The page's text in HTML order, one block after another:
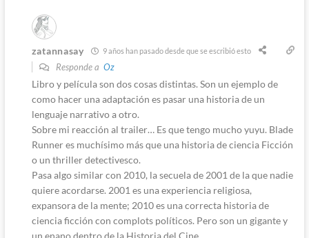
zatannasay 9 años han pasado desde que se escribió esto
Responde a Oz
Libro y película son dos cosas distintas. Son un ejemplo de
como hacer una adaptación es pasar una historia de un
lenguaje narrativo a otro.
Sobre mi reacción al trailer… Es que tengo mucho yuyu. Blade
Runner es muchísimo más que una historia de ciencia Ficción
o un thriller detectivesco.
Pasa algo similar con 2010, la secuela de 2001 de la que nadie
quiere acordarse. 2001 es una experiencia religiosa,
expansora de la mente; 2010 es una correcta historia de
ciencia ficción con complots políticos. Pero son un gigante y